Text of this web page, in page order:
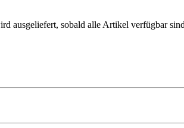
ausgeliefert, sobald alle Artikel verfügbar